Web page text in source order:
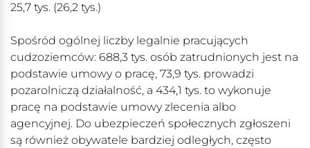
25,7 tys. (26,2 tys.)
Spośród ogólnej liczby legalnie pracujących
cudzoziemców: 688,3 tys. osób zatrudnionych jest na
podstawie umowy o pracę, 73,9 tys. prowadzi
pozarolniczą działalność, a 434,1 tys. to wykonuje
pracę na podstawie umowy zlecenia albo
agencyjnej. Do ubezpieczeń społecznych zgłoszeni
są również obywatele bardziej odległych, często